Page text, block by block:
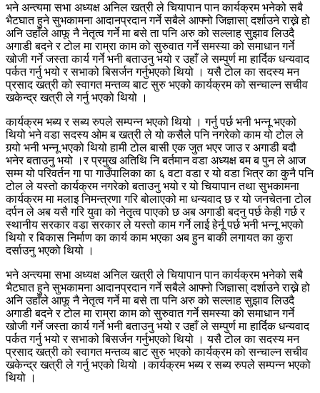
भने अन्त्यमा सभा अध्यक्ष अनिल खत्री ले चियापान पान कार्यक्रम भनेको सबै
भैटघात हुने सुभकामना आदानप्रदान गर्ने सबैले आफ्नो जिज्ञासा् दर्शाउने राख्ने हो
अनि उहाँले आफू नै नेतृत्व गर्ने मा बसे ता पनि अरु को सल्लाह सुझाव लिउदै
अगाडी बदने र टोल मा राम्रा काम को सुरुवात गर्ने समस्या को समाधान गर्ने
खोजी गर्ने जस्ता कार्य गर्ने भनी बताउनु भयो र उहाँ ले सम्पुर्ण मा हार्दिक धन्यवाद
पर्कत गर्नु भयो र सभाको बिसर्जन गर्नुभएको थियो । यसै टोल का सदस्य मन
प्रसाद खत्री को स्वागत मन्तव्य बाट सुरु भएको कार्यक्रम को सन्चाल्न सचीव
खकेन्द्र खत्री ले गर्नु भएको थियो ।
कार्यक्रम भब्य र सब्य रुपले सम्पन्न भएको थियो । गर्नु पर्छ भनी भन्नू भएको
थियो भने वडा सदस्य ओम ब खत्री ले यो कसैले पनि नगरेको काम यो टोल ले
गर्‍यो भनी भन्नू भएको थियो हामी टोल बासी एक जुत भएर जाउ र अगाडी बदौ
भनेर बताउनु भयो ।र प्रमुख अतिथि नि बर्तमान वडा अध्यक्ष बम ब पुन ले आज
सम्म यो परिवर्तन गा पा गाउँपालिका का ६ वटा वडा र यो वडा भित्र का कुनै पनि
टोल ले यस्तो कार्यक्रम नगरेको बताउनु भयो र यो चियापान तथा सुभकामना
कार्यक्रम मा मलाइ निमन्त्रणा गरि बोलाएको मा धन्यवाद छ र यो जनचेतना टोल
दर्पन ले अब यसै गरि युवा को नेतृत्व पाएको छ अब अगाडी बदनु पर्छ केही गर्छ र
स्थानीय सरकार वडा सरकार ले यस्तो काम गर्ने लाई हेर्नू पर्छ भनी भन्नू भएको
थियो र बिकास निर्माण का कार्य काम भएका अब हुन बाकी लगायत का कुरा
दर्साउनु भएको थियो ।
भने अन्त्यमा सभा अध्यक्ष अनिल खत्री ले चियापान पान कार्यक्रम भनेको सबै
भैटघात हुने सुभकामना आदानप्रदान गर्ने सबैले आफ्नो जिज्ञासा् दर्शाउने राख्ने हो
अनि उहाँले आफू नै नेतृत्व गर्ने मा बसे ता पनि अरु को सल्लाह सुझाव लिउदै
अगाडी बदने र टोल मा राम्रा काम को सुरुवात गर्ने समस्या को समाधान गर्ने
खोजी गर्ने जस्ता कार्य गर्ने भनी बताउनु भयो र उहाँ ले सम्पुर्ण मा हार्दिक धन्यवाद
पर्कत गर्नु भयो र सभाको बिसर्जन गर्नुभएको थियो । यसै टोल का सदस्य मन
प्रसाद खत्री को स्वागत मन्तव्य बाट सुरु भएको कार्यक्रम को सन्चाल्न सचीव
खकेन्द्र खत्री ले गर्नु भएको थियो ।कार्यक्रम भब्य र सब्य रुपले सम्पन्न भएको
थियो ।